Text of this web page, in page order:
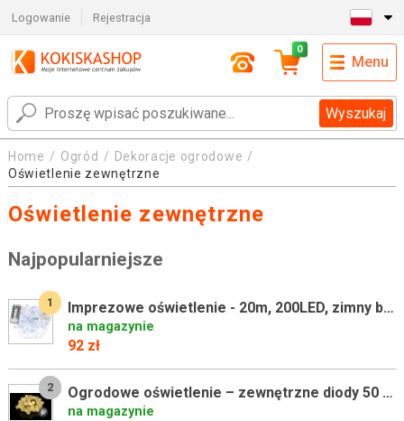
Logowanie Rejestracja
Wyszukaj
0
Menu
Home Ogród
Dekoracje ogrodowe
Oświetlenie zewnętrzne
Oświetlenie zewnętrzne
Najpopularniejsze
1 Imprezowe oświetlenie - 20m, 200LED, zimny biały, na baterie
na magazynie
92 zł
2 Ogrodowe oświetlenie – zewnętrzne diody 50 LED ciepły biały
na magazynie